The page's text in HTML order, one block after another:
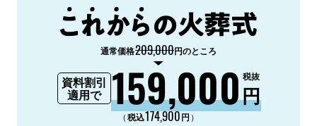
通常価格209,000円のところ
資料割引
適用で
159,000円
税抜
（税込174,900円 ）